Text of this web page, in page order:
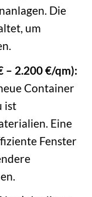
Die
um
– 2.200 €/qm):
Container
ist
Eine
Fenster